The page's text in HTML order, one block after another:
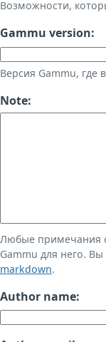
Возможности,
Gammu version:
Версия Gammu, где
Note:
Любые примечания
Gammu для него.
markdown.
Author name: